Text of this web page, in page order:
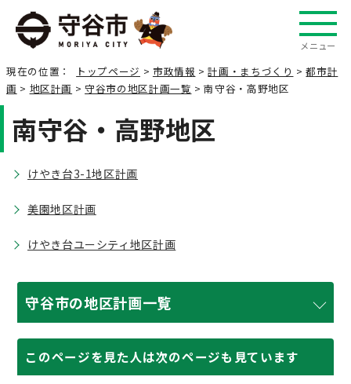
メニュー
現在の位置： トップページ > 市政情報 >計画・まちづくり >都市計
画 > 地区計画 >守谷市の地区計画一覧 > 南守谷・高野地区
南守谷・高野地区
けやき台3-1地区計画
美園地区計画
けやき台ユーシティ地区計画
守谷市の地区計画一覧
このページを見た人は次のページも見ています